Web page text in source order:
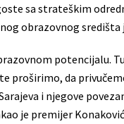
sa strateškim
obrazovnog središta
potencijalu.
proširimo, da
i njegove
je premijer